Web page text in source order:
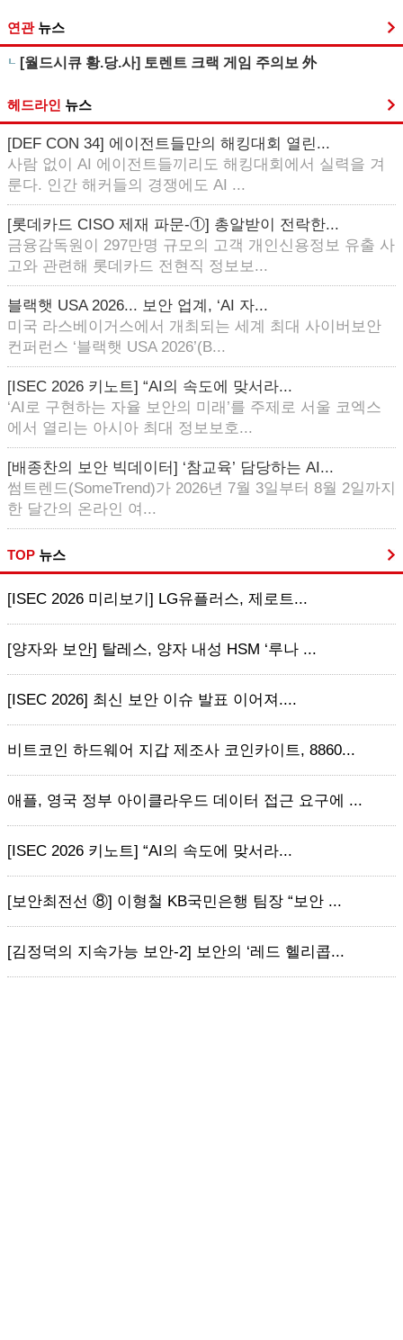
연관 뉴스
[월드시큐 황.당.사] 토렌트 크랙 게임 주의보 外
헤드라인 뉴스
[DEF CON 34] 에이전트들만의 해킹대회 열린...
사람 없이 AI 에이전트들끼리도 해킹대회에서 실력을 겨
룬다. 인간 해커들의 경쟁에도 AI ...
[롯데카드 CISO 제재 파문-①] 총알받이 전락한...
금융감독원이 297만명 규모의 고객 개인신용정보 유출 사
고와 관련해 롯데카드 전현직 정보보...
블랙햇 USA 2026... 보안 업계, ‘AI 자...
미국 라스베이거스에서 개최되는 세계 최대 사이버보안
컨퍼런스 ‘블랙햇 USA 2026’(B...
[ISEC 2026 키노트] “AI의 속도에 맞서라...
‘AI로 구현하는 자율 보안의 미래’를 주제로 서울 코엑스
에서 열리는 아시아 최대 정보보호...
[배종찬의 보안 빅데이터] ‘참교육’ 담당하는 AI...
썸트렌드(SomeTrend)가 2026년 7월 3일부터 8월 2일까지
한 달간의 온라인 여...
TOP 뉴스
[ISEC 2026 미리보기] LG유플러스, 제로트...
[양자와 보안] 탈레스, 양자 내성 HSM ‘루나 ...
[ISEC 2026] 최신 보안 이슈 발표 이어져....
비트코인 하드웨어 지갑 제조사 코인카이트, 8860...
애플, 영국 정부 아이클라우드 데이터 접근 요구에 ...
[ISEC 2026 키노트] “AI의 속도에 맞서라...
[보안최전선 ⑧] 이형철 KB국민은행 팀장 “보안 ...
[김정덕의 지속가능 보안-2] 보안의 ‘레드 헬리콥...